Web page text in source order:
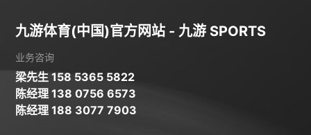
九游体育(中国)官方网站 - 九游 SPORTS
业务咨询
梁先生 158 5365 5822
陈经理 138 0756 6573
陈经理 188 3077 7903